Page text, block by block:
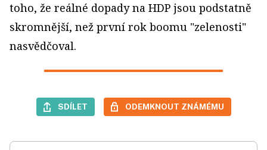
toho, že reálné dopady na HDP jsou podstatně
skromnější, než první rok boomu "zelenosti"
nasvědčoval.
SDÍLET ODEMKNOUT ZNÁMÉMU